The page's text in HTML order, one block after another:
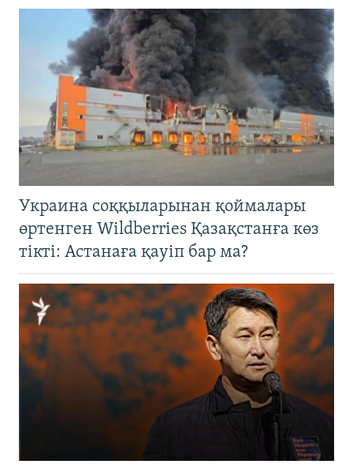
Украина соққыларынан қоймалары
өртенген Wildberries Қазақстанға көз
тікті: Астанаға қауіп бар ма?